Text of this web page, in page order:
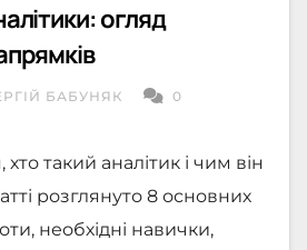
огляд
БАБУНЯК 0
хто такий аналітик і чим він
розглянуто 8 основних
необхідні навички,